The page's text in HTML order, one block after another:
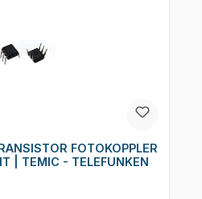
FOTOKOPPLER
| TEMIC - TELEFUNKEN